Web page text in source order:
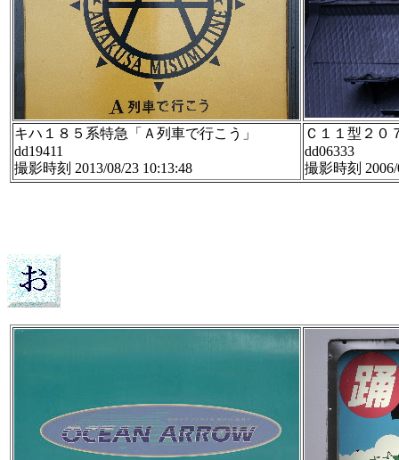
キハ１８５系特急「Ａ列車で行こう」
dd19411
撮影時刻 2013/08/23 10:13:48
Ｃ１１型２０
dd06333
撮影時刻 2006/